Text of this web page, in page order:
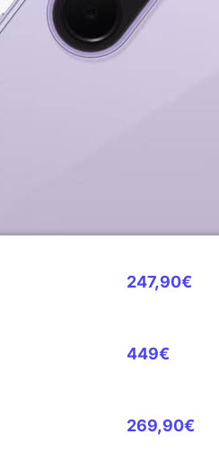
247,90€
449€
269,90€